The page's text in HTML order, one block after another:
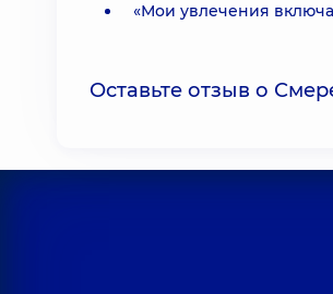
«Мои увлечения
Оставьте отзыв о